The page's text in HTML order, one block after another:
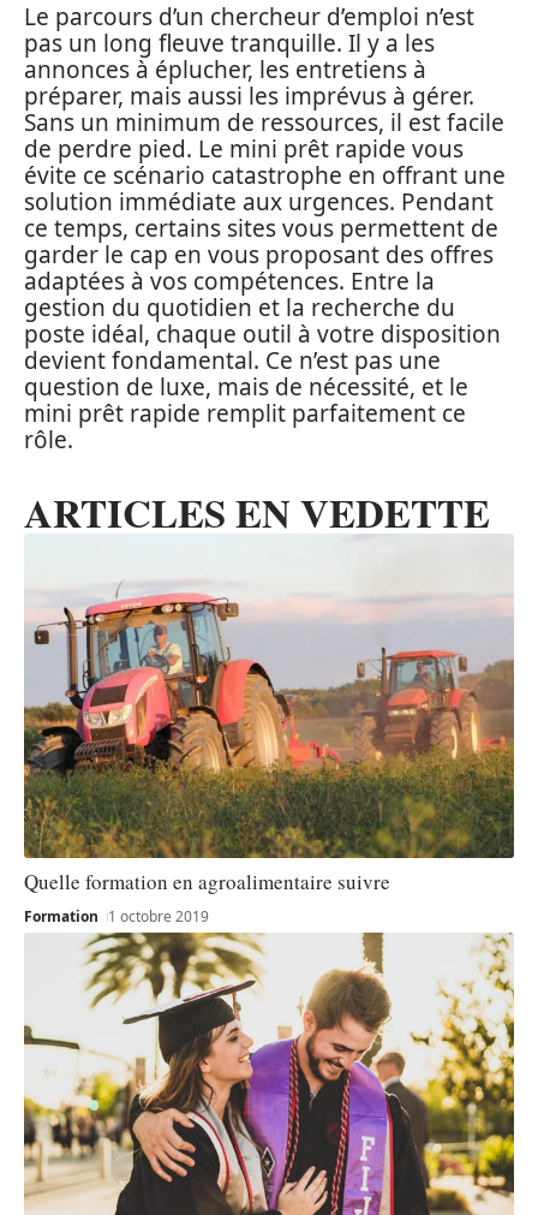
Le parcours d’un chercheur d’emploi n’est
pas un long fleuve tranquille. Il y a les
annonces à éplucher, les entretiens à
préparer, mais aussi les imprévus à gérer.
Sans un minimum de ressources, il est facile
de perdre pied. Le mini prêt rapide vous
évite ce scénario catastrophe en offrant une
solution immédiate aux urgences. Pendant
ce temps, certains sites vous permettent de
garder le cap en vous proposant des offres
adaptées à vos compétences. Entre la
gestion du quotidien et la recherche du
poste idéal, chaque outil à votre disposition
devient fondamental. Ce n’est pas une
question de luxe, mais de nécessité, et le
mini prêt rapide remplit parfaitement ce
rôle.
ARTICLES EN VEDETTE
Quelle formation en agroalimentaire suivre
Formation 1 octobre 2019